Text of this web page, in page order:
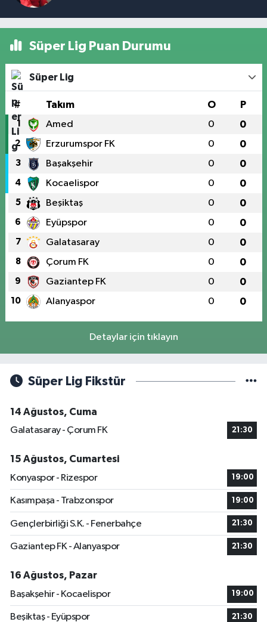
Süper Lig Puan Durumu
# Takım
1 Amed 0 0
2 Erzurumspor FK 0 0
3 Başakşehir 0 0
4 Kocaelispor 0 0
5 Beşiktaş 0 0
6 Eyüpspor 0 0
7 Galatasaray 0 0
8 Çorum FK 0 0
9 Gaziantep FK 0 0
10 Alanyaspor 0 0
Galatasaray - Çorum FK
Konyaspor - Rizespor
Kasımpaşa - Trabzonspor 19:00
Gençlerbirliği S.K. - Fenerbahçe 21:30
Gaziantep FK - Alanyaspor 21:30
Başakşehir - Kocaelispor
Beşiktaş - Eyüpspor 21:30
21:30